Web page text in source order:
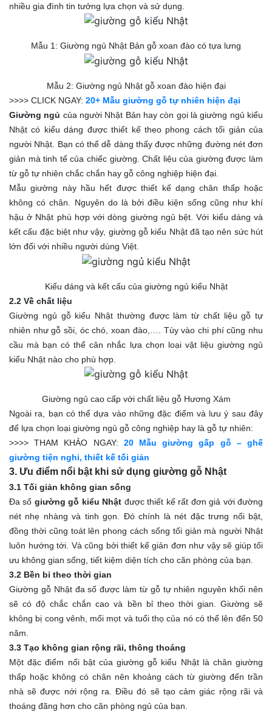
nhiều gia đình tin tưởng lựa chọn và sử dụng.
Mẫu 1: Giường ngủ Nhật Bản gỗ xoan đào có tựa lưng
Mẫu 2: Giường ngủ Nhật gỗ xoan đào hiện đại
>>>> CLICK NGAY: 20+ Mẫu giường gỗ tự nhiên hiện đại
Giường ngủ của người Nhật Bản hay còn gọi là giường ngủ kiểu
Nhật có kiểu dáng được thiết kế theo phong cách tối giản của
người Nhật. Bạn có thể dễ dàng thấy được những đường nét đơn
giản mà tinh tế của chiếc giường. Chất liệu của giường được làm
từ gỗ tự nhiên chắc chắn hay gỗ công nghiệp hiện đại.
Mẫu giường này hầu hết được thiết kế dạng chân thấp hoặc
không có chân. Nguyên do là bởi điều kiện sống cũng như khí
hậu ở Nhật phù hợp với dòng giường ngủ bệt. Với kiểu dáng và
kết cấu đặc biệt như vậy, giường gỗ kiểu Nhật đã tạo nên sức hút
lớn đối với nhiều người dùng Việt.
Kiểu dáng và kết cấu của giường ngủ kiểu Nhật
2.2 Về chất liệu
Giường ngủ gỗ kiểu Nhật thường được làm từ chất liệu gỗ tự
nhiên như gỗ sồi, óc chó, xoan đào,…. Tùy vào chi phí cũng nhu
cầu mà bạn có thể cân nhắc lựa chọn loại vật liệu giường ngủ
kiểu Nhật nào cho phù hợp.
Giường ngủ cao cấp với chất liệu gỗ Hương Xám
Ngoài ra, bạn có thể dựa vào những đặc điểm và lưu ý sau đây
để lựa chọn loại giường ngủ gỗ công nghiệp hay là gỗ tự nhiên:
>>>> THAM KHẢO NGAY: 20 Mẫu giường gấp gỗ – ghế
giường tiện nghi, thiết kế tối giản
3. Ưu điểm nổi bật khi sử dụng giường gỗ Nhật
3.1 Tối giản không gian sống
Đa số giường gỗ kiểu Nhật được thiết kế rất đơn giả với đường
nét nhẹ nhàng và tinh gọn. Đó chính là nét đặc trưng nổi bật,
đồng thời cũng toát lên phong cách sống tối giản mà người Nhật
luôn hướng tới. Và cũng bởi thiết kế giản đơn như vậy sẽ giúp tối
ưu không gian sống, tiết kiệm diện tích cho căn phòng của bạn.
3.2 Bền bỉ theo thời gian
Giường gỗ Nhật đa số được làm từ gỗ tự nhiên nguyên khối nên
sẽ có độ chắc chắn cao và bền bỉ theo thời gian. Giường sẽ
không bị cong vênh, mối mọt và tuổi thọ của nó có thể lên đến 50
năm.
3.3 Tạo không gian rộng rãi, thông thoáng
Một đặc điểm nổi bật của giường gỗ kiểu Nhật là chân giường
thấp hoặc không có chân nên khoảng cách từ giường đến trần
nhà sẽ được nới rộng ra. Điều đó sẽ tạo cảm giác rộng rãi và
thoáng đãng hơn cho căn phòng ngủ của bạn.